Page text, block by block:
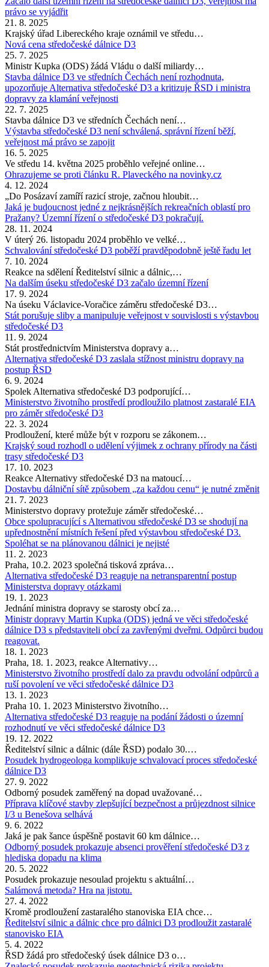
právo se vyjádřit
21. 8. 2025
Krajský úřad Libereckého kraje oznámil ve středu…
Nová cena středočeské dálnice D3
25. 7. 2025
Ministr Kupka (ODS) žádá Vládu o další miliardy…
Stavba dálnice D3 ve středních Čechách není rozhodnuta,
upozorňuje Alternativa středočeské D3 a kritizuje ŘSD i ministra
dopravy za klamání veřejnosti
22. 7. 2025
Stavba dálnice D3 ve středních Čechách není…
Výstavba středočeské D3 není schválená, správní řízení běží,
veřejnost má právo se zapojit
16. 5. 2025
Ve středu 14. května 2025 proběhlo veřejné online…
Ohrazujeme se proti článku R. Plaveckého na novinky.cz
4. 12. 2024
„Do Posázaví zamíří razicí stroje, začnou hloubit…
Jaká je budoucnost jedné z nejkrásnějších rekreačních oblastí pro
Pražany? Územní řízení o středočeské D3 pokračují.
28. 11. 2024
V úterý 26. listopadu 2024 proběhlo ve velké…
Schvalování středočeské D3 poběží pravděpodobně ještě řadu let
7. 10. 2024
Reakce na sdělení Ředitelství silnic a dálnic,…
Na dalším úseku středočeské D3 začalo územní řízení
17. 9. 2024
Na úseku Václavice-Voračice záměru středočeské D3…
Stát porušuje sliby a manipuluje veřejnost v souvislosti s výstavbou
středočeské D3
11. 9. 2024
Stát prostřednictvím Ministerstva dopravy a…
Alternativa středočeské D3 zaslala stížnost ministru dopravy na
postup ŘSD
6. 9. 2024
Spolek Alternativa středočeské D3 podporující…
Ministerstvo životního prostředí prodloužilo platnost zastaralé EIA
pro záměr středočeské D3
22. 3. 2024
Prodloužení, které může být v rozporu se zákonem…
Krajský soud rozhodl o udělení výjimek z ochrany přírody na části
trasy středočeské D3
17. 10. 2023
Reakce Alternativy středočeské D3 na matoucí…
Dostavbu dálniční sítě způsobem „za každou cenu“ je nutné změnit
21. 7. 2023
Ministerstvo dopravy protežuje záměr středočeské…
Obce spolupracující s Alternativou středočeské D3 se shodují na
upřednostnění místních řešení před výstavbou středočeské D3.
Spoléhat se na plánovanou dálnici je nejisté
11. 2. 2023
Praha, 10.2. 2023 společná tisková zpráva…
Alternativa středočeské D3 reaguje na netransparentní postup
Ministerstva dopravy otázkami
19. 1. 2023
Jednání ministra dopravy se starosty obcí za…
Ministr dopravy Martin Kupka (ODS) jedná ve věci středočeské
dálnice D3 s představiteli obcí za zavřenými dveřmi. Odpůrci budou
reagovat.
18. 1. 2023
Praha, 18. 1. 2023, reakce Alternativy…
Ministerstvo životního prostředí dalo za pravdu odvolání odpůrců a
ruší povolení ve věci středočeské dálnice D3
13. 1. 2023
Praha 10. 1. 2023 Ministerstvo životního…
Alternativa středočeské D3 reaguje na podání žádosti o územní
rozhodnutí ve věci středočeské dálnice D3
19. 12. 2022
Ředitelství silnic a dálnic (dále ŘSD) podalo 30.…
Posudek hydrogeologa komplikuje schvalovací proces středočeské
dálnice D3
27. 9. 2022
Odborný posudek zaměřený na dopad uvažované…
Příprava klíčové stavby zlepšující bezpečnost a průjezdnost silnice
I/3 u Benešova selhává
9. 6. 2022
Jaká je pak šance úspěšně postavit 60 km dálnice…
Odborný posudek prokazuje absenci prověření středočeské D3 z
hlediska dopadu na klima
20. 5. 2022
Posudek prokazuje nesoulad projektu s aktuální…
Salámová metoda? Hra na jistotu.
27. 4. 2022
Kromě prodloužení zastaralého stanoviska EIA chce…
Ředitelství silnic a dálnic chce pro dálnici D3 prodloužit zastaralé
stanovisko EIA
5. 4. 2022
ŘSD žádá pro středočeský úsek dálnice D3 o…